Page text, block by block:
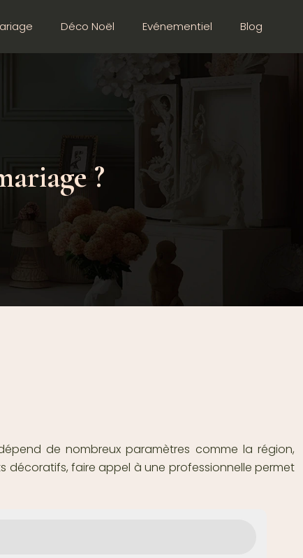
Déco Noël Evénementiel Blog
?
de nombreux paramètres comme la région,
décoratifs, faire appel à une professionnelle permet